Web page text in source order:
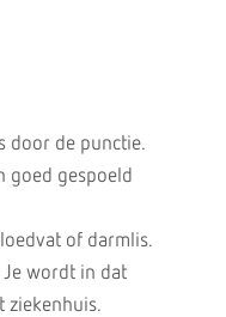
door de punctie.
goed gespoeld
of darmlis.
wordt in dat
ziekenhuis.